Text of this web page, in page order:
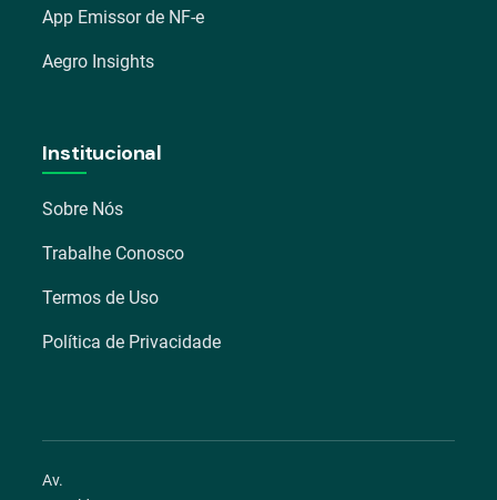
App Emissor de NF-e
Aegro Insights
Institucional
Sobre Nós
Trabalhe Conosco
Termos de Uso
Política de Privacidade
Av.